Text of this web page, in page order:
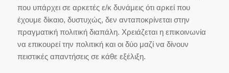
που υπάρχει σε αρκετές ε/κ δυνάμεις ότι αρκεί που
έχουμε δίκαιο, δυστυχώς, δεν ανταποκρίνεται στην
πραγματική πολιτική διαπάλη. Χρειάζεται η επικοινωνία
να επικουρεί την πολιτική και οι δύο μαζί να δίνουν
πειστικές απαντήσεις σε κάθε εξέλιξη.